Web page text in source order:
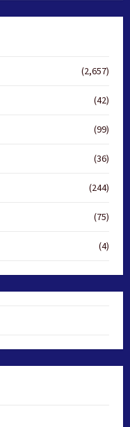
(2,657)
(42)
(99)
(36)
(244)
(75)
(4)